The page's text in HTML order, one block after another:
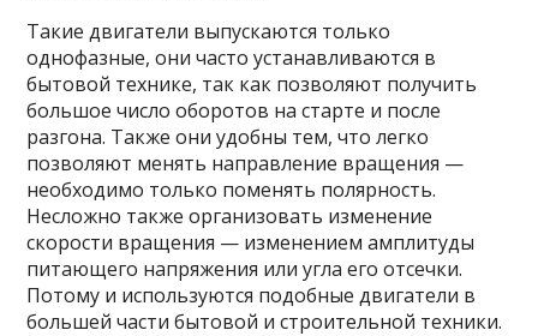
Такие двигатели выпускаются только
однофазные, они часто устанавливаются в
бытовой технике, так как позволяют получить
большое число оборотов на старте и после
разгона. Также они удобны тем, что легко
позволяют менять направление вращения —
необходимо только поменять полярность.
Несложно также организовать изменение
скорости вращения — изменением амплитуды
питающего напряжения или угла его отсечки.
Потому и используются подобные двигатели в
большей части бытовой и строительной техники.